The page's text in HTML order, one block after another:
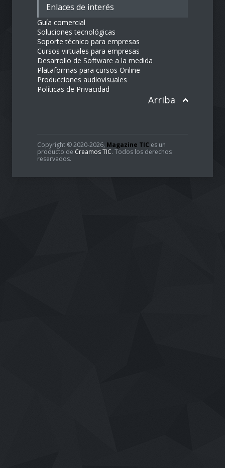
Enlaces de interés
Guía comercial
Soluciones tecnológicas
Soporte técnico para empresas
Cursos virtuales para empresas
Desarrollo de Software a la medida
Plataformas para cursos Online
Producciones audiovisuales
Políticas de Privacidad
Arriba
Copyright © 2020-2026, Magazine TIC es un
producto de Creamos TIC. Todos los derechos
reservados.